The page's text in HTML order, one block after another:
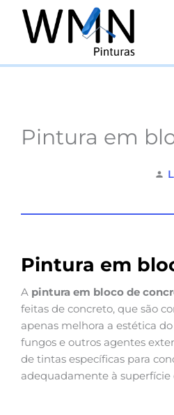
Pintura em
Pintura em
A pintura em bloco de
feitas de concreto, que são
apenas melhora a estética
fungos e outros agentes
de tintas específicas para
adequadamente à superfície